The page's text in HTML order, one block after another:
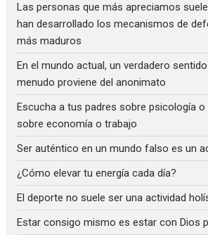
Las personas que más apreciamos
han desarrollado los mecanismos de
más maduros
En el mundo actual, un verdadero
menudo proviene del anonimato
Escucha a tus padres sobre psicología o
sobre economía o trabajo
Ser auténtico en un mundo falso es un
¿Cómo elevar tu energía cada día?
El deporte no suele ser una actividad
Estar consigo mismo es estar con Dios